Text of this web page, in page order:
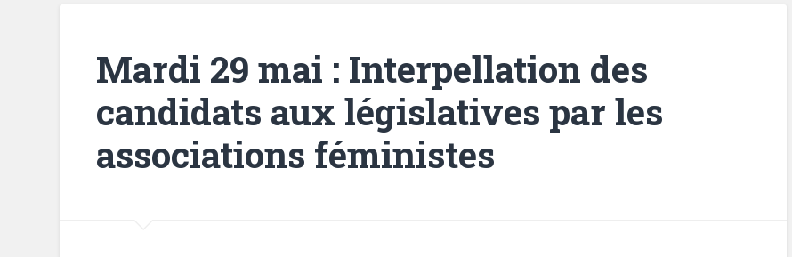
Mardi 29 mai : Interpellation des
candidats aux législatives par les
associations féministes